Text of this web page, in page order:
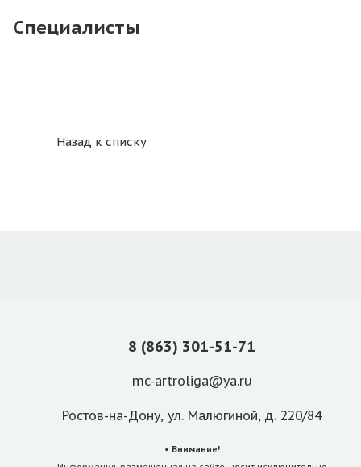
Специалисты
Назад к списку
8 (863) 301-51-71
mc-artroliga@ya.ru
Ростов-на-Дону, ул. Малюгиной, д. 220/84
• Внимание!